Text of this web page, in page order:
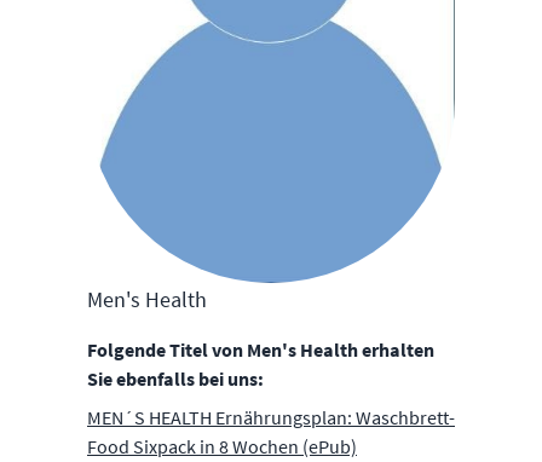
Men's Health
Folgende Titel von Men's Health erhalten
Sie ebenfalls bei uns:
MEN´S HEALTH Ernährungsplan: Waschbrett-
Food Sixpack in 8 Wochen (ePub)